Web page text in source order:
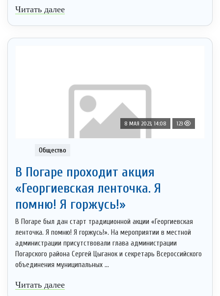
Читать далее
8 МАЯ 2023, 14:08 123
Общество
В Погаре проходит акция
«Георгиевская ленточка. Я
помню! Я горжусь!»
В Погаре был дан старт традиционной акции «Георгиевская
ленточка. Я помню! Я горжусь!». На мероприятии в местной
администрации присутствовали глава администрации
Погарского района Сергей Цыганок и секретарь Всероссийского
объединения муниципальных ...
Читать далее